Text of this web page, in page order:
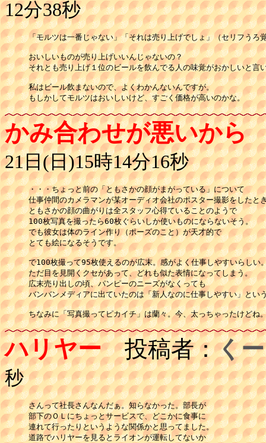
12分38秒
「モルツは一番じゃない」「それは売り上げでしょ」（セリフうろ
おいしいものが売り上げいいんじゃないの？
それとも売り上げ１位のビールを飲んでる人の味覚がおかしいと言
私はビール飲まないので、よくわかんないんですが。
もしかしてモルツはおいしいけど、すごく価格が高いのかな。
かみ合わせが悪いから
21日(日)15時14分16秒
・・・ちょっと前の「ともさかの顔がまがっている」について
仕事仲間のカメラマンが某オーディオ会社のポスター撮影をしたと
ともさかの顔の曲がりは全スタッフ心得ていることのようで
100枚写真を撮ったら60枚ぐらいしか使いものにならないそう。
でも彼女は体のライン作り（ポーズのこと）が天才的で
とても絵になるそうです。
で100枚撮って95枚使えるのが広末。感がよく仕事しやすいらしい
ただ目を見開くクセがあって、どれも似た表情になってしまう。
広末売り出しの頃、パンピーのニーズがなくっても
バンバンメディアに出ていたのは「新人なのに仕事しやすい」とい
ちなみに「写真撮ってピカイチ」は蘭々。今、太っちゃったけどね
ハリヤー投稿者：くー
秒
さんって社長さんなんだぁ。知らなかった。部長が
部下のＯＬにちょっとサービスで、どこかに食事に
連れて行ったりというような関係かと思ってました。
道路でハリヤーを見るとライオンが運転してないか